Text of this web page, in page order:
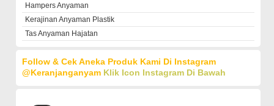
Hampers Anyaman
Kerajinan Anyaman Plastik
Tas Anyaman Hajatan
Follow & Cek Aneka Produk Kami Di Instagram
@keranjanganyam Klik Icon Instagram Di Bawah